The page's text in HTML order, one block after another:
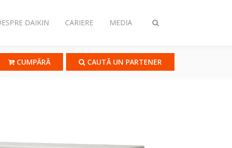
Comutare
DAIKIN CARIERE MEDIA
CUMPĂRĂ CAUTĂ UN PARTENER